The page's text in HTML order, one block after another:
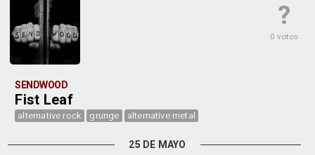
?
0 votos
SENDWOOD
Fist Leaf
alternative rock grunge alternative metal
25 DE MAYO